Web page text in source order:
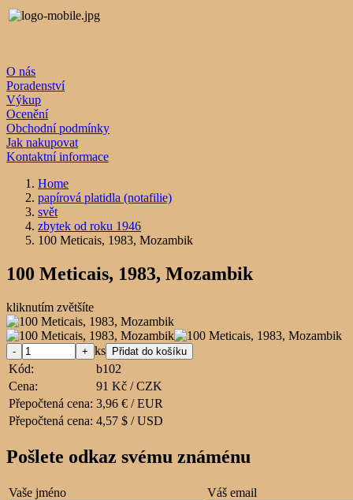
O nás
Poradenství
Výkup
Ocenění
Obchodní podmínky
Jak nakupovat
Kontaktní informace
Home
papírová platidla (notafilie)
svět
zbytek od roku 1946
100 Meticais, 1983, Mozambik
100 Meticais, 1983, Mozambik
kliknutím zvětšíte
ks
Kód:
b102
Cena:
91 Kč / CZK
Přepočtená cena: 3,96 € / EUR
Přepočtená cena: 4,57 $ / USD
Pošlete odkaz svému známénu
Vaše jméno Váš email